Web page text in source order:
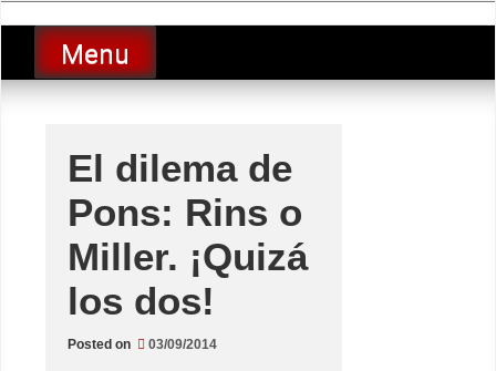
to
contentLucio Lopez GP
luciolopezgp
Menu
El dilema de
Pons: Rins o
Miller. ¡Quizá
los dos!
Posted on 03/09/2014